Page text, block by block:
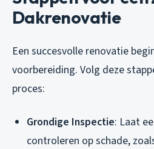
Dakrenovatie
Een succesvolle renovatie
voorbereiding. Volg deze
proces:
Grondige Inspectie: Laat
controleren op schade,